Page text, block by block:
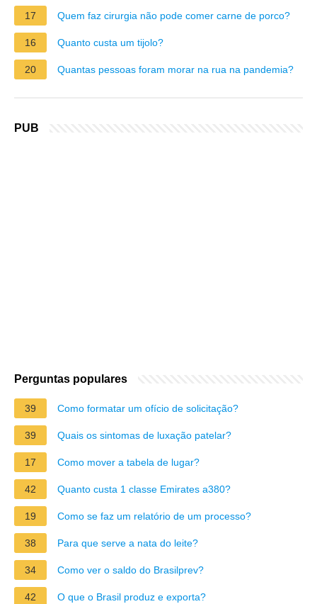
17
Quem faz cirurgia não pode comer carne de porco?
16 Quanto custa um tijolo?
20 Quantas pessoas foram morar na rua na pandemia?
PUB
Perguntas populares
39 Como formatar um ofício de solicitação?
39 Quais os sintomas de luxação patelar?
17 Como mover a tabela de lugar?
42 Quanto custa 1 classe Emirates a380?
19 Como se faz um relatório de um processo?
38 Para que serve a nata do leite?
34 Como ver o saldo do Brasilprev?
42 O que o Brasil produz e exporta?